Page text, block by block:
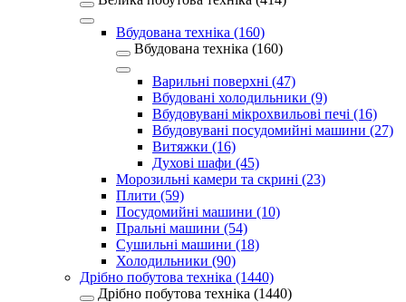
Вбудована техніка (160)
Вбудована техніка (160)
Варильні поверхні (47)
Вбудовані холодильники (9)
Вбудовувані мікрохвильові печі (16)
Вбудовувані посудомийні машини (27)
Витяжки (16)
Духові шафи (45)
Морозильні камери та скрині (23)
Плити (59)
Посудомийні машини (10)
Пральні машини (54)
Сушильні машини (18)
Холодильники (90)
Дрібно побутова техніка (1440)
Дрібно побутова техніка (1440)